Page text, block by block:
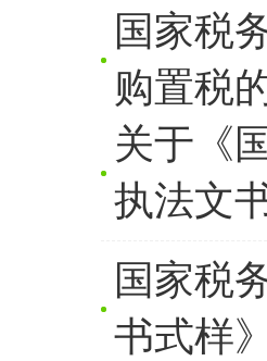
国家税
购置税
关于《
执法文
国家税
书式样